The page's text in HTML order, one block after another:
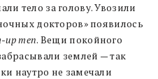
тело за голову. Увозили
докторов» появилось
up men. Вещи покойного
землей — так
наутро не замечали